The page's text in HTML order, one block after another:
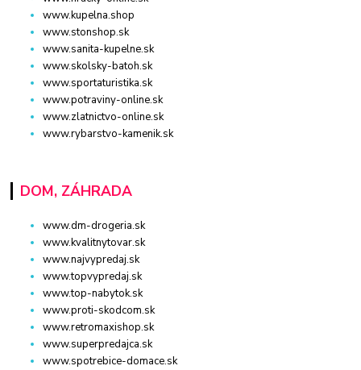
www.kupelna.shop
www.stonshop.sk
www.sanita-kupelne.sk
www.skolsky-batoh.sk
www.sportaturistika.sk
www.potraviny-online.sk
www.zlatnictvo-online.sk
www.rybarstvo-kamenik.sk
DOM, ZÁHRADA
www.dm-drogeria.sk
www.kvalitnytovar.sk
www.najvypredaj.sk
www.topvypredaj.sk
www.top-nabytok.sk
www.proti-skodcom.sk
www.retromaxishop.sk
www.superpredajca.sk
www.spotrebice-domace.sk